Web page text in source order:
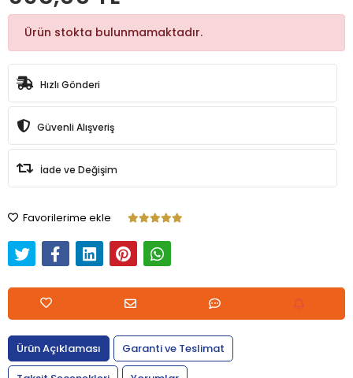
Ürün stokta bulunmamaktadır.
Hızlı Gönderi
Güvenli Alışveriş
İade ve Değişim
Favorilerime ekle
Ürün Açıklaması
Garanti ve Teslimat